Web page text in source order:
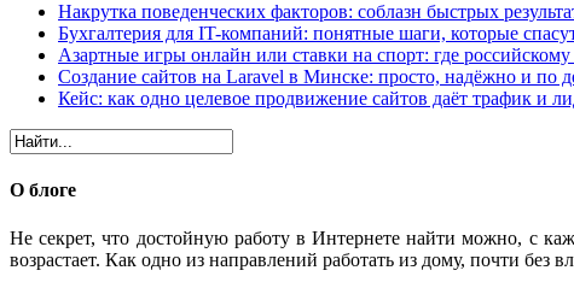
Накрутка поведенческих факторов: соблазн быстрых
Бухгалтерия для IT-компаний: понятные шаги, которые
Азартные игры онлайн или ставки на спорт: где
Создание сайтов на Laravel в Минске: просто, надёжно и по
Кейс: как одно целевое продвижение сайтов даёт трафик и
О блоге
Не секрет, что достойную работу в Интернете найти можно, с
возрастает. Как одно из направлений работать из дому, почти без